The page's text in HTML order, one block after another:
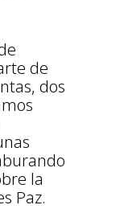
de
dos
la
Paz.